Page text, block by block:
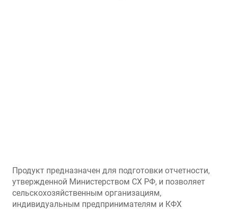
Продукт предназначен для подготовки отчетности,
утвержденной Министерством СХ РФ, и позволяет
сельскохозяйственным организациям,
индивидуальным предпринимателям и КФХ